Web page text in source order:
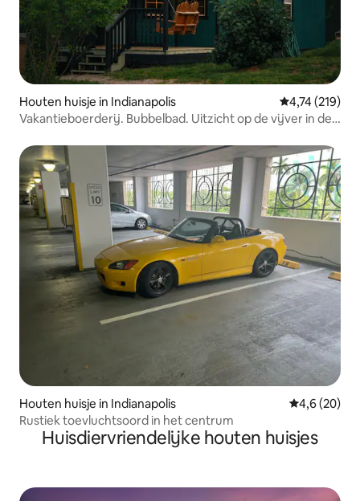
Houten huisje in Indianapolis Gemiddelde
4,74 (219)
Vakantieboerderij. Bubbelbad. Uitzicht op de vijver in de
Houten huisje in Indianapolis Gemiddelde
4,6 (20)
Rustiek toevluchtsoord in het centrum
Huisdiervriendelijke houten huisjes